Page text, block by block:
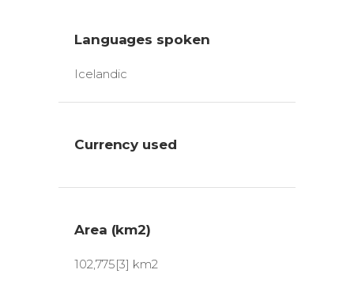
Languages spoken
Icelandic
Currency used
Area (km2)
102,775[3] km2